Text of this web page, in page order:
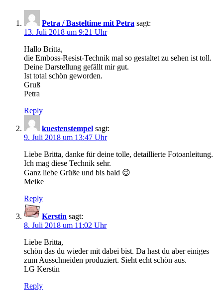
Petra / Basteltime mit Petra sagt:
13. Juli 2018 um 9:21 Uhr
Hallo Britta,
die Emboss-Resist-Technik mal so gestaltet zu sehen ist toll.
Deine Darstellung gefällt mir gut.
Ist total schön geworden.
Gruß
Petra
Reply
kuestenstempel sagt:
9. Juli 2018 um 13:47 Uhr
Liebe Britta, danke für deine tolle, detaillierte Fotoanleitung.
Ich mag diese Technik sehr.
Ganz liebe Grüße und bis bald 😉
Meike
Reply
Kerstin sagt:
8. Juli 2018 um 11:02 Uhr
Liebe Britta,
schön das du wieder mit dabei bist. Da hast du aber einiges
zum Ausschneiden produziert. Sieht echt schön aus.
LG Kerstin
Reply